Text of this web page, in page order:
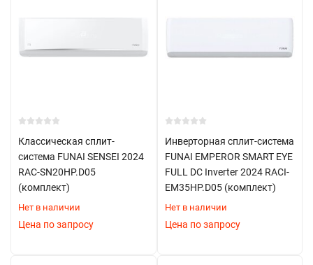
Классическая сплит-
система FUNAI SENSEI 2024
RAC-SN20HP.D05
(комплект)
Нет в наличии
Цена по запросу
Инверторная сплит-система
FUNAI EMPEROR SMART EYE
FULL DC Inverter 2024 RACI-
EM35HP.D05 (комплект)
Нет в наличии
Цена по запросу